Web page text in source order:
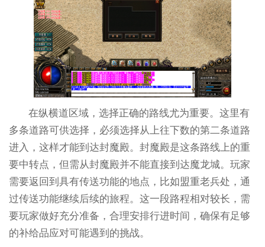
在纵横道区域，选择正确的路线尤为重要。这里有
多条道路可供选择，必须选择从上往下数的第二条道路
进入，这样才能到达封魔殿。封魔殿是这条路线上的重
要中转点，但需从封魔殿并不能直接到达魔龙城。玩家
需要返回到具有传送功能的地点，比如盟重老兵处，通
过传送功能继续后续的旅程。这一段路程相对较长，需
要玩家做好充分准备，合理安排行进时间，确保有足够
的补给品应对可能遇到的挑战。